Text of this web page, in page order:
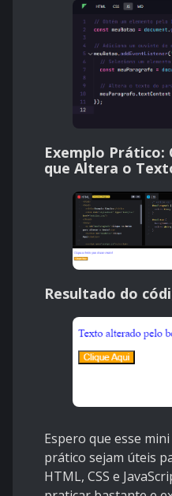
Exemplo Prático:
que Altera o
Resultado do
Espero que esse
prático sejam úteis
HTML, CSS e